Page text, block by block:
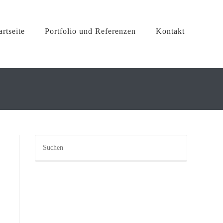
Portfolio und Referenzen Kontakt